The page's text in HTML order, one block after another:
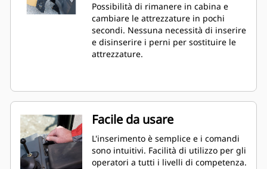
Possibilità di rimanere in cabina e
cambiare le attrezzature in pochi
secondi. Nessuna necessità di inserire
e disinserire i perni per sostituire le
attrezzature.
Facile da usare
L'inserimento è semplice e i comandi
sono intuitivi. Facilità di utilizzo per gli
operatori a tutti i livelli di competenza.